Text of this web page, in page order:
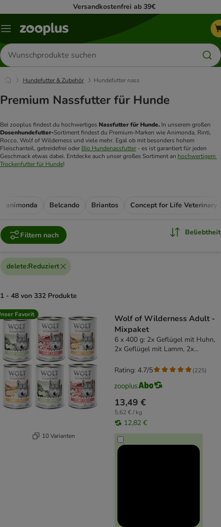
Versandkostenfrei ab 39€
Menü
Produkte
suchen
Hundefutter & Zubehör Hundefutter nass
Premium Nassfutter für Hunde
Bei zooplus findest du hochwertiges Nassfutter für Hunde.
Dosenhundefutter-Sortiment findest du Premium-Marken wie Animonda, Rinti,
Rocco, Wolf of Wilderness und viele mehr. Egal ob mit besonders hohem
Fleischanteil, getreidefrei oder Bio Hundenassfutter - es ist garantiert für jeden
Geschmack etwas dabei. Entdecke auch unser großes Sortiment an hochwertigem
Trockenfutter für Hunde!
animonda Belcando Briantos
Filtern nach Beliebtheit
delete:Reduziert
1 - 48 von 332 Produkte
product items have been changed
Favorit
10 Varianten
Wolf of Wilderness Adult -
Mixpaket
6 x 400 g: 2x Geflügel mit Huhn,
2x Geflügel mit Lamm, 2x
13,49 €
5,62 € / kg
12,82 €
Rating: 4.7/5 (225)